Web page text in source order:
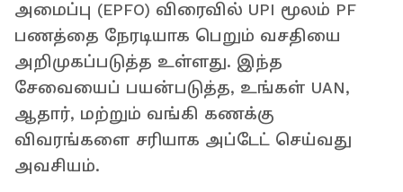
அமைப்பு (EPFO) விரைவில் UPI மூலம் PF
பணத்தை நேரடியாக பெறும் வசதியை
அறிமுகப்படுத்த உள்ளது. இந்த
சேவையைப் பயன்படுத்த, உங்கள் UAN,
ஆதார், மற்றும் வங்கி கணக்கு
விவரங்களை சரியாக அப்டேட் செய்வது
அவசியம்.